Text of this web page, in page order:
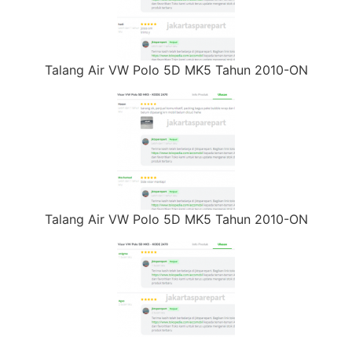
Talang Air VW Polo 5D MK5 Tahun 2010-ON
Talang Air VW Polo 5D MK5 Tahun 2010-ON